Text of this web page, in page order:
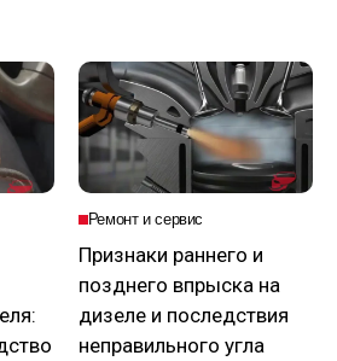
Ремонт и сервис
Признаки раннего и
позднего впрыска на
дизеле и последствия
неправильного угла